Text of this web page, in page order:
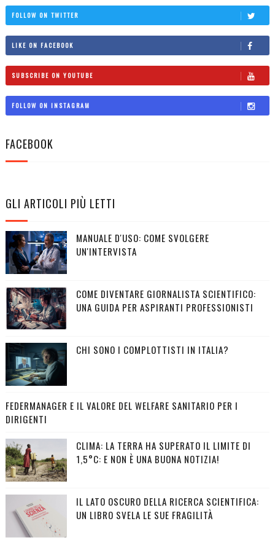
FOLLOW ON TWITTER
LIKE ON FACEBOOK
SUBSCRIBE ON YOUTUBE
FOLLOW ON INSTAGRAM
FACEBOOK
GLI ARTICOLI PIÙ LETTI
MANUALE D'USO: COME SVOLGERE
UN'INTERVISTA
COME DIVENTARE GIORNALISTA SCIENTIFICO:
UNA GUIDA PER ASPIRANTI PROFESSIONISTI
CHI SONO I COMPLOTTISTI IN ITALIA?
FEDERMANAGER E IL VALORE DEL WELFARE SANITARIO PER I
DIRIGENTI
CLIMA: LA TERRA HA SUPERATO IL LIMITE DI
1,5°C: E NON È UNA BUONA NOTIZIA!
IL LATO OSCURO DELLA RICERCA SCIENTIFICA:
UN LIBRO SVELA LE SUE FRAGILITÀ